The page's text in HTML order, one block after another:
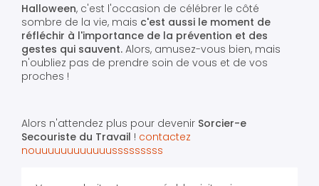
Halloween, c'est l'occasion de célébrer le côté
sombre de la vie, mais c'est aussi le moment de
réfléchir à l'importance de la prévention et des
gestes qui sauvent. Alors, amusez-vous bien, mais
n'oubliez pas de prendre soin de vous et de vos
proches !
Alors n'attendez plus pour devenir Sorcier-e
Secouriste du Travail ! contactez
nouuuuuuuuuuuusssssssss